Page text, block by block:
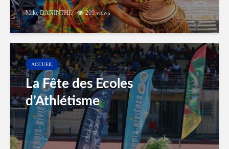
Mike DANINTHE 209 views
ACCUEIL
La Fête des Ecoles
d’Athlétisme